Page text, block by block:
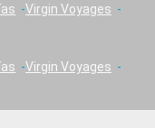
Virgin Voyages
Virgin Voyages